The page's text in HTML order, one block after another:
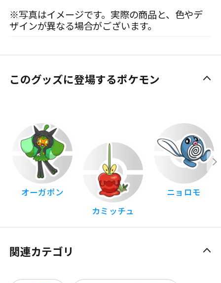
※写真はイメージです。実際の商品と、色やデ
ザインが異なる場合がございます。
このグッズに登場するポケモン
オーガポン
カミッチュ
ニョロモ
関連カテゴリ